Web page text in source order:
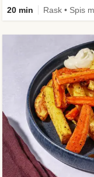
20 min